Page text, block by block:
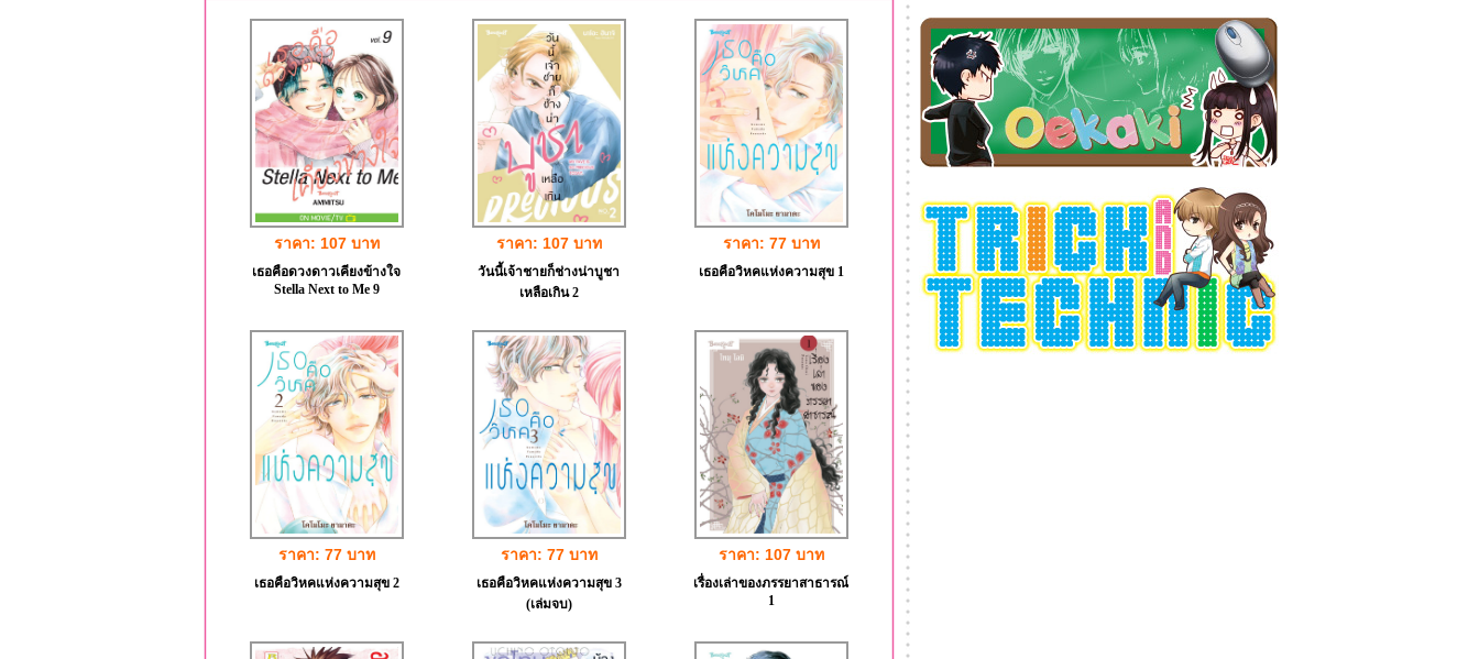
ราคา: 107 บาท
เธอคือดวงดาวเคียงข้างใจ
Stella Next to Me 9
ราคา: 107 บาท
วันนี้เจ้าชายก็ช่างน่าบูชา
เหลือเกิน 2
ราคา: 77 บาท
เธอคือวิหคแห่งความสุข 1
ราคา: 77 บาท
เธอคือวิหคแห่งความสุข 2
ราคา: 77 บาท
เธอคือวิหคแห่งความสุข 3
(เล่มจบ)
ราคา: 107 บาท
เรื่องเล่าของภรรยาสาธารณ์
1